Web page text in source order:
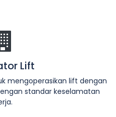
Lift
mengoperasikan lift dengan
standar keselamatan